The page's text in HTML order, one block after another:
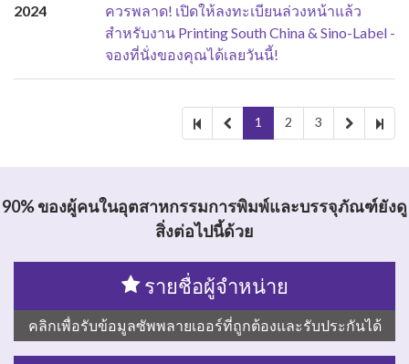
2024
ควรพลาด! เปิดให้ลงทะเบียนล่วงหน้าแล้ว
สำหรับงาน Printing South China & Sino-Label -
จองที่นั่งของคุณได้เลยวันนี้!
1 2 3
90% ของผู้คนในอุตสาหกรรมการพิมพ์และบรรจุภัณฑ์ยังดู
สิ่งต่อไปนี้ด้วย
รายชื่อผู้จำหน่าย
คลิกเพื่อรับข้อมูลซัพพลายเออร์ที่ถูกต้องและรับประกันได้